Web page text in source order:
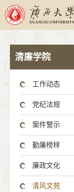
清廉学院
工作动态
党纪法规
案件警示
勤廉榜样
廉政文化
清风文苑